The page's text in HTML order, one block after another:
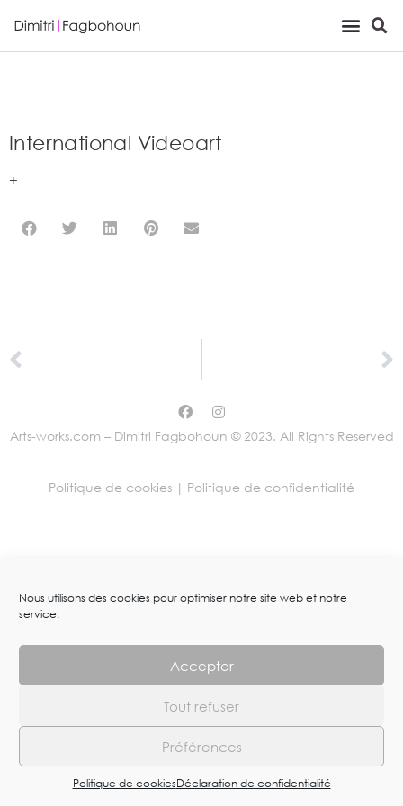
Nous utilisons des cookies pour optimiser notre site web et notre
service.
Accepter
Tout refuser
Préférences
Politique de cookiesDéclaration de confidentialité
International Videoart
+
Arts-works.com – Dimitri Fagbohoun © 2023. All Rights Reserved
Politique de cookies | Politique de confidentialité